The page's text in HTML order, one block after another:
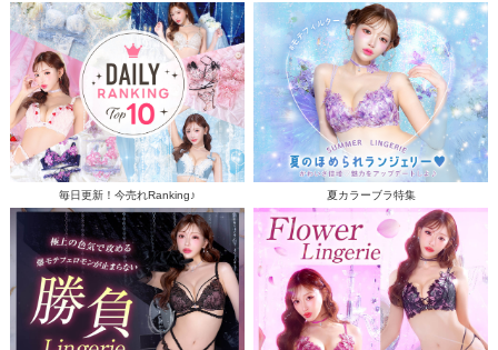
毎日更新！今売れRanking♪ 夏カラーブラ特集